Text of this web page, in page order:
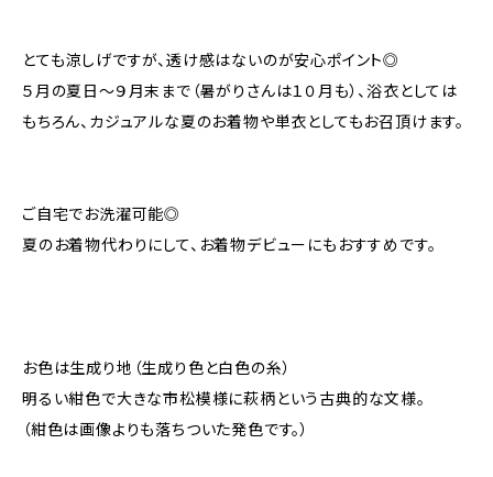
とても涼しげですが、透け感はないのが安心ポイント◎
５月の夏日～９月末まで（暑がりさんは１０月も）、浴衣としては
もちろん、カジュアルな夏のお着物や単衣としてもお召頂けます。
ご自宅でお洗濯可能◎
夏のお着物代わりにして、お着物デビューにもおすすめです。
お色は生成り地（生成り色と白色の糸）
明るい紺色で大きな市松模様に萩柄という古典的な文様。
（紺色は画像よりも落ちついた発色です。）